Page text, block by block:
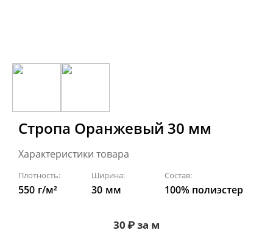
Стропа Оранжевый 30 мм
Характеристики товара
Плотность:
550 г/м²
Ширина:
30 мм
Состав:
100% полиэстер
30₽за м